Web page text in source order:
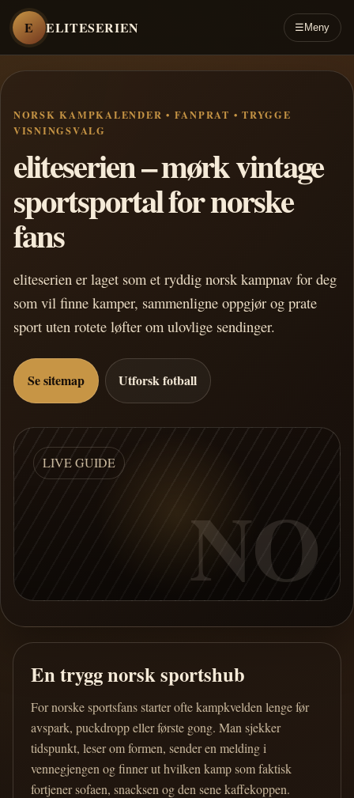
E ELITESERIEN ☰ Meny
NORSK KAMPKALENDER • FANPRAT • TRYGGE
VISNINGSVALG
eliteserien – mørk vintage
sportsportal for norske
fans
eliteserien er laget som et ryddig norsk kampnav for deg
som vil finne kamper, sammenligne oppgjør og prate
sport uten rotete løfter om ulovlige sendinger.
Se sitemap Utforsk fotball
LIVE GUIDE
NO
En trygg norsk sportshub
For norske sportsfans starter ofte kampkvelden lenge før
avspark, puckdropp eller første gong. Man sjekker
tidspunkt, leser om formen, sender en melding i
vennegjengen og finner ut hvilken kamp som faktisk
fortjener sofaen, snacksen og den sene kaffekoppen.